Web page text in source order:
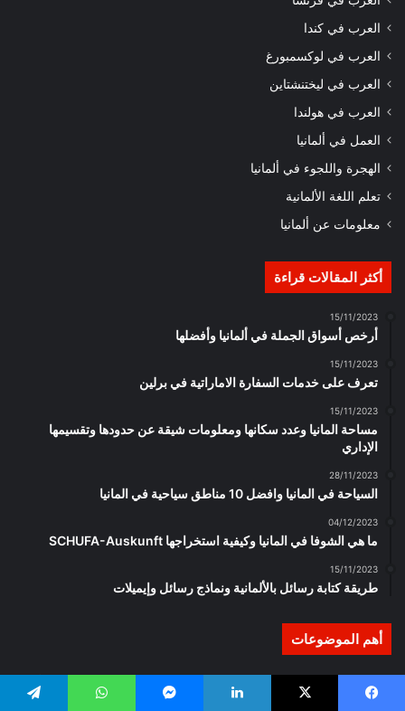
العرب في كندا
العرب في لوكسمبورغ
العرب في ليختنشتاين
العرب في هولندا
العمل في ألمانيا
الهجرة واللجوء في ألمانيا
تعلم اللغة الألمانية
معلومات عن ألمانيا
أكثر المقالات قراءة
15/11/2023
أرخص أسواق الجملة في ألمانيا وأفضلها
15/11/2023
تعرف على خدمات السفارة الاماراتية في برلين
15/11/2023
مساحة المانيا وعدد سكانها ومعلومات شيقة عن حدودها وتقسيمها
الإداري
28/11/2023
السياحة في المانيا وافضل 10 مناطق سياحية في المانيا
04/12/2023
ما هي الشوفا في المانيا وكيفية استخراجها SCHUFA-Auskunft
15/11/2023
طريقة كتابة رسائل بالألمانية ونماذج رسائل وإيميلات
أهم الموضوعات